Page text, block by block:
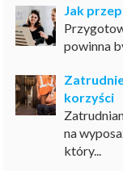
Jak
powinna
korzyści
na
który...